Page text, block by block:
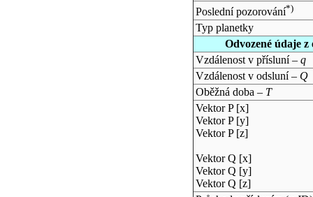
Poslední pozorování*)
Typ planetky
Odvozené údaje
Vzdálenost v přísluní – q
Vzdálenost v odsluní – Q
Oběžná doba – T
Vektor P [x]
Vektor P [y]
Vektor P [z]
Vektor Q [x]
Vektor Q [y]
Vektor Q [z]